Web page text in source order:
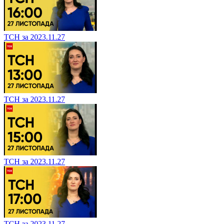
ТСН за 2023.11.27
ТСН за 2023.11.27
ТСН за 2023.11.27
ТСН за 2023.11.27